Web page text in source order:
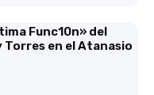
Func10n» del
Torres en el Atanasio